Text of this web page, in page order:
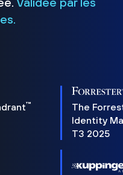
™
The
Identity
T3 2025